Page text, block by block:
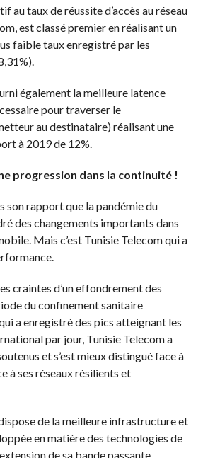
au taux de réussite d’accès au réseau
est classé premier en réalisant un
faible taux enregistré par les
également la meilleure latence
pour traverser le
au destinataire) réalisant une
à 2019 de 12%.
progression dans la continuité !
rapport que la pandémie du
des changements importants dans
Mais c’est Tunisie Telecom qui a
craintes d’un effondrement des
du confinement sanitaire
a enregistré des pics atteignant les
par jour, Tunisie Telecom a
et s’est mieux distingué face à
à ses réseaux résilients et
de la meilleure infrastructure et
en matière des technologies de
de sa bande passante